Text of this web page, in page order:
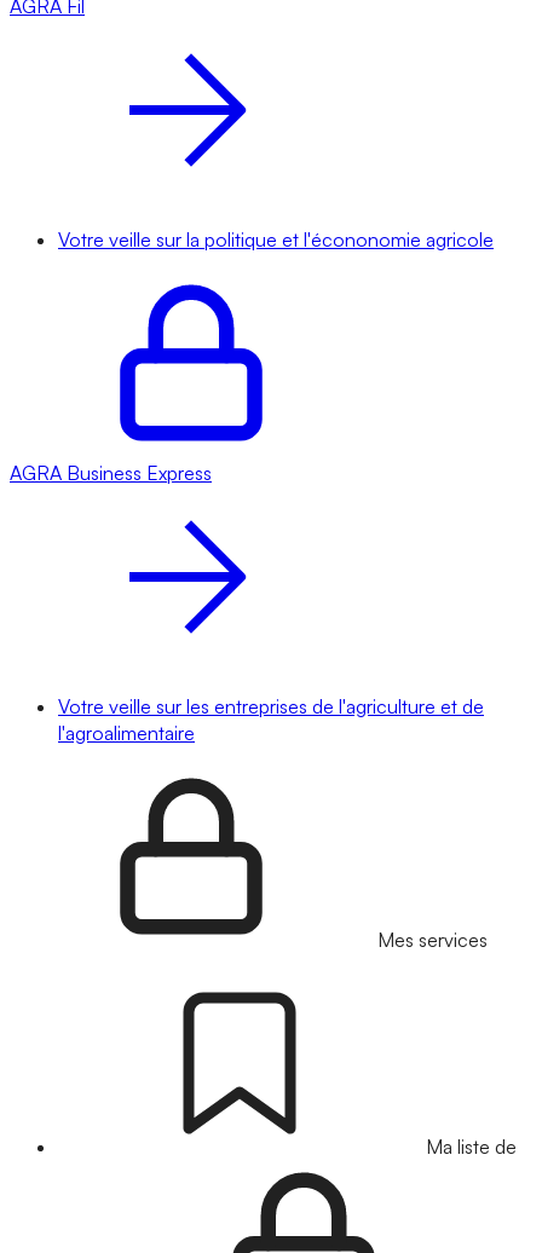
AGRA Fil
Votre veille sur la politique et l'écononomie agricole
AGRA Business Express
Votre veille sur les entreprises de l'agriculture et de
l'agroalimentaire
Mes services
Ma liste de